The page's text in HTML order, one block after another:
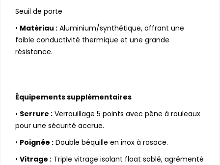
Seuil de porte
• Matériau : Aluminium/synthétique, offrant une
faible conductivité thermique et une grande
résistance.
Équipements supplémentaires
• Serrure : Verrouillage 5 points avec pêne à rouleaux
pour une sécurité accrue.
• Poignée : Double béquille en inox à rosace.
• Vitrage : Triple vitrage isolant float sablé, agrémenté